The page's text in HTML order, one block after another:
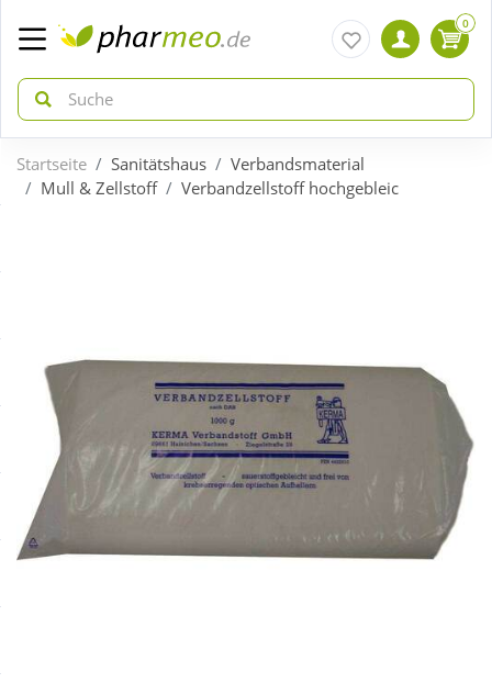
zurück
Gratis dazu
Neuheiten
Sale
zurück
Bio & Genuss
Diabetes
Körperpflege & Kosmetik
0
Startseite Sanitätshaus
Verbandsmaterial
Mull & Zellstoff
Verbandzellstoff hochgebleic